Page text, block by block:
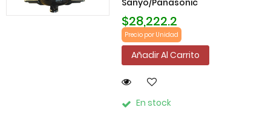
Sanyo/Panasonic
$28,222.2
Precio por Unidad
Añadir Al Carrito
En stock